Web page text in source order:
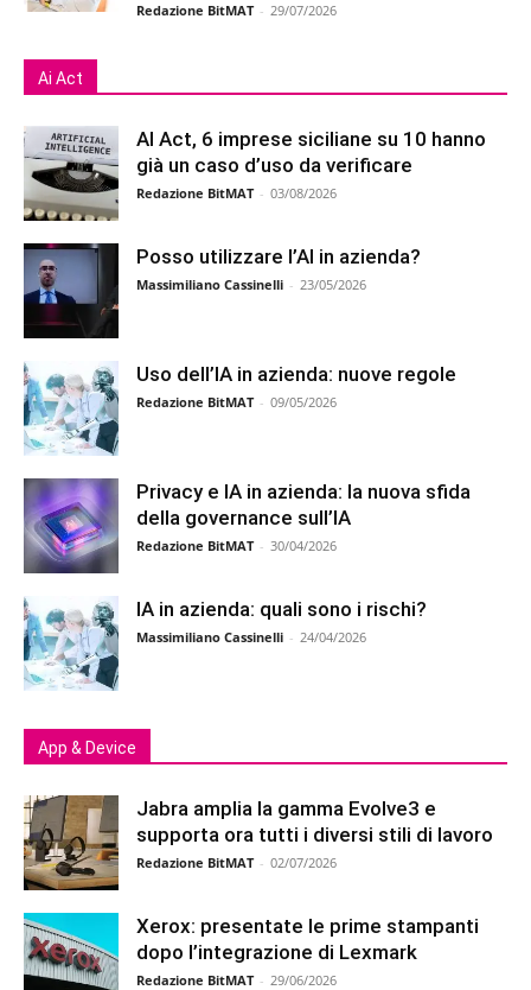
Redazione BitMAT - 29/07/2026
Ai Act
AI Act, 6 imprese siciliane su 10 hanno
già un caso d’uso da verificare
Redazione BitMAT - 03/08/2026
Posso utilizzare l’AI in azienda?
Massimiliano Cassinelli - 23/05/2026
Uso dell’IA in azienda: nuove regole
Redazione BitMAT - 09/05/2026
Privacy e IA in azienda: la nuova sfida
della governance sull’IA
Redazione BitMAT - 30/04/2026
IA in azienda: quali sono i rischi?
Massimiliano Cassinelli - 24/04/2026
App & Device
Jabra amplia la gamma Evolve3 e
supporta ora tutti i diversi stili di lavoro
Redazione BitMAT - 02/07/2026
Xerox: presentate le prime stampanti
dopo l’integrazione di Lexmark
Redazione BitMAT - 29/06/2026